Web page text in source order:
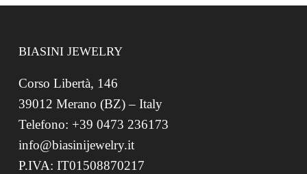
BIASINI JEWELRY
Corso Libertà, 146
39012 Merano (BZ) – Italy
Telefono: +39 0473 236173
info@biasinijewelry.it
P.IVA: IT01508870217